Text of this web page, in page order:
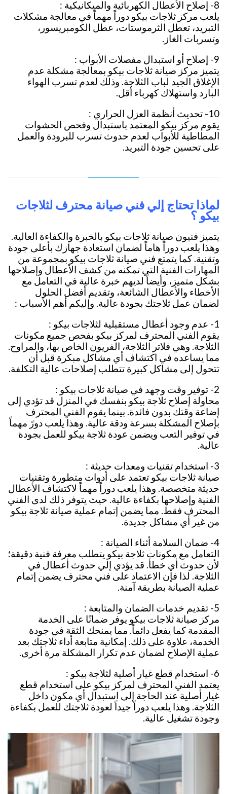
8- إصلاح الأعطال الكهربائية والميكانيكية :
يلعب مركز ثلاجات بيكو دوراً مهماً في معالجة مشكلات
التبريد، تعطل الثرموستات، عطل الكومبريسور،
وتسربات الغاز.
9- إصلاح أو استبدال مفصلات الأبواب :
يتميز مركز صيانة ثلاجات بيكو بمعالجة مشكلة عدم
الإغلاق الجيد لباب الثلاجة. وذلك لعدم تسرب الهواء
البارد واستهلاك كهرباء أقل.
10- تحديث أنظمة العزل الحراري :
يقوم مركز بيكو المعتمد باستبدال وفحص الحشوات
المطاطية للأبواب لعدم حدوث تسرب للبرودة والعمل
على تحسين جودة التبريد.
لماذا تحتاج إلي فني صيانة محترف لثلاجات
بيكو ؟
يتميز فنيون صيانة ثلاجات بيكو بالخبرة والكفاءة العالية.
وهذا يلعب دوراً هاماً لضمان استعادة جهازك بأعلى جودة
وتقنية. كما يتمتع فني صيانة ثلاجات بيكو بمجموعة من
المهارات الفنية التي تمكنه من كشف الأعطال وإصلاحها
بشكل متميز، وأيضاً لديهم خبرة عالية في التعامل مع
الأخطاء والأعطال الشائعة، وتقديم أفضل الحلول
لضمان عمل ثلاجتك بجودة عالية. وإليكم أهم الأسباب :
1- عدم وجود أعطال مستقبلية لثلاجات بيكو :
يقوم الفني المحترف لمركز بيكو بفحص جميع مكونات
الثلاجة. وهي فلاتر الثلاجة، الفريون الخاص بها، والمراوح.
مما يساعده في اكتشاف أي مشاكل مبكرة قبل أن
تتحول إلى مشاكل كبيرة تتطلب إصلاحات عالية التكلفة.
2- توفير وقت وجهد في صيانة ثلاجات بيكو :
محاولة إصلاح ثلاجة بيكو بنفسك في المنزل قد تؤدي إلى
إضاعة وقتك بدون فائدة. بينما يقوم الفني المحترف
بإصلاح المشكلة بسرعة ودقة عالية. وهذا يلعب دورً مهماً
في توفير التعب ويضمن عودة ثلاجة بيكو للعمل بجودة
عالية.
3- استخدام تقنيات ومعدات حديثة :
صيانة ثلاجات بيكو تعتمد على أدوات متطورة وتقنيات
حديثة متخصصة. وهذا يلعب دوراً مهماً لاكتشاف الأعطال
الفنية وإصلاحها بكفاءة عالية. حيث يتوفر ذلك لدى الفني
المحترف فقط. مما يضمن إتمام عملية صيانة ثلاجة بيكو
من غير أي مشاكل جديدة.
4- ضمان السلامة أثناء الصيانة :
التعامل مع مكونات ثلاجة بيكو يتطلب معرفة فنية دقيقة؛
لأن حدوث أي خطأ. قد يؤدي إلي حدوث أعطال في
الثلاجة. لذا فإن الاعتماد على فني محترف يضمن إتمام
عملية الصيانة بطريقة آمنة.
5- تقديم خدمات الضمان والمتابعة :
مركز صيانة ثلاجات بيكو يوفر ضمانًا على الخدمة
المقدمة كما يفعل دائماً. مما يمنحك الثقة في جودة
الخدمة، علاوة على ذلك. إمكانية متابعة أداء ثلاجتك بعد
عملية الإصلاح لضمان عدم تكرار المشكلة مرة أخرى.
6- استخدام قطع غيار أصلية لثلاجة بيكو :
يعتمد الفني المحترف لمركز بيكو على استخدام قطع
غيار أصلية عند الحاجة إلى استبدال أي مكون داخل
الثلاجة. وهذا يلعب دوراً جيداً لعودة ثلاجتك للعمل بكفاءة
وجودة تشغيل عالية.